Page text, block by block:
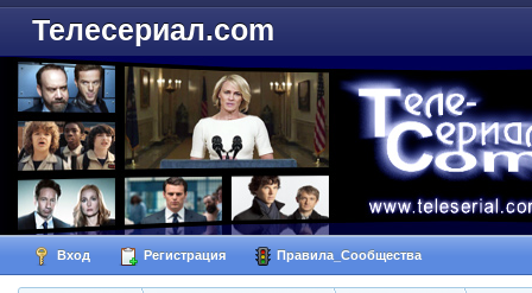
Телесериал.com
Вход Регистрация Правила_Сообщества